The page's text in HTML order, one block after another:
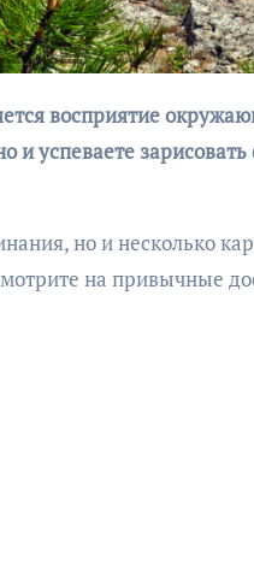
и успеваете
но и несколько
на привычные